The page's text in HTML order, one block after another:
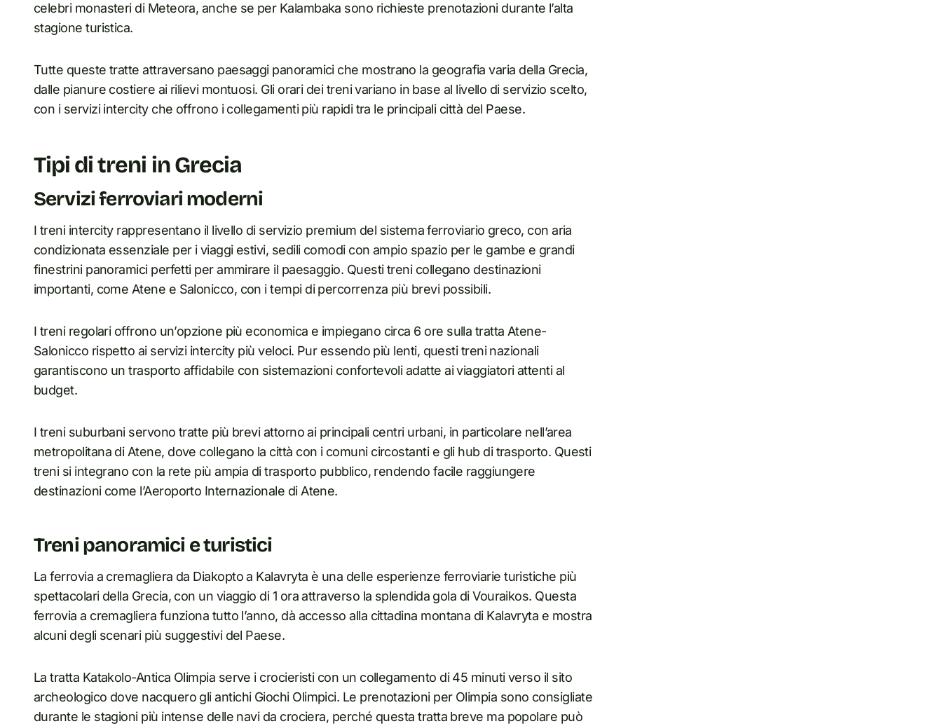
celebri monasteri di Meteora, anche se per Kalambaka sono richieste prenotazioni durante l’alta
stagione turistica.
Tutte queste tratte attraversano paesaggi panoramici che mostrano la geografia varia della Grecia,
dalle pianure costiere ai rilievi montuosi. Gli orari dei treni variano in base al livello di servizio scelto,
con i servizi intercity che offrono i collegamenti più rapidi tra le principali città del Paese.
Tipi di treni in Grecia
Servizi ferroviari moderni
I treni intercity rappresentano il livello di servizio premium del sistema ferroviario greco, con aria
condizionata essenziale per i viaggi estivi, sedili comodi con ampio spazio per le gambe e grandi
finestrini panoramici perfetti per ammirare il paesaggio. Questi treni collegano destinazioni
importanti, come Atene e Salonicco, con i tempi di percorrenza più brevi possibili.
I treni regolari offrono un’opzione più economica e impiegano circa 6 ore sulla tratta Atene-
Salonicco rispetto ai servizi intercity più veloci. Pur essendo più lenti, questi treni nazionali
garantiscono un trasporto affidabile con sistemazioni confortevoli adatte ai viaggiatori attenti al
budget.
I treni suburbani servono tratte più brevi attorno ai principali centri urbani, in particolare nell’area
metropolitana di Atene, dove collegano la città con i comuni circostanti e gli hub di trasporto. Questi
treni si integrano con la rete più ampia di trasporto pubblico, rendendo facile raggiungere
destinazioni come l’Aeroporto Internazionale di Atene.
Treni panoramici e turistici
La ferrovia a cremagliera da Diakopto a Kalavryta è una delle esperienze ferroviarie turistiche più
spettacolari della Grecia, con un viaggio di 1 ora attraverso la splendida gola di Vouraikos. Questa
ferrovia a cremagliera funziona tutto l’anno, dà accesso alla cittadina montana di Kalavryta e mostra
alcuni degli scenari più suggestivi del Paese.
La tratta Katakolo-Antica Olimpia serve i crocieristi con un collegamento di 45 minuti verso il sito
archeologico dove nacquero gli antichi Giochi Olimpici. Le prenotazioni per Olimpia sono consigliate
durante le stagioni più intense delle navi da crociera, perché questa tratta breve ma popolare può